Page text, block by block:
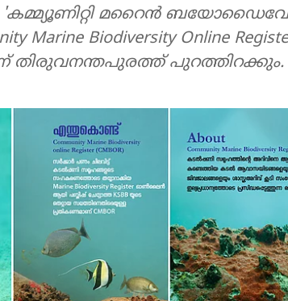
'കമ്മ്യൂണിറ്റി മറൈൻ
Marine Biodiversity Online
തിരുവനന്തപുരത്ത് പുറത്തിറക്കും.